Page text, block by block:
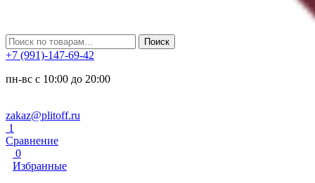
Искать: Поиск
+7 (991)-147-69-42
пн-вс с 10:00 до 20:00
zakaz@plitoff.ru
1
Сравнение
0
Избранные